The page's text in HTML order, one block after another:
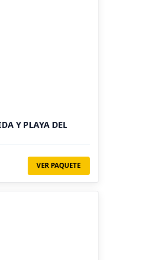
Y PLAYA DEL
VER PAQUETE